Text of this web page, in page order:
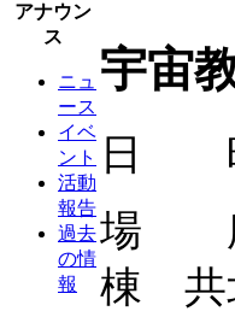
アナウン
ス
ニュ
ース
イベ
ント
活動
報告
過去
の情
報
宇宙
日 時
場 所
棟 共